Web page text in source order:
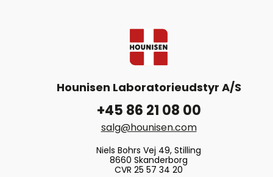
Hounisen Laboratorieudstyr A/S
+45 86 21 08 00
salg@hounisen.com
Niels Bohrs Vej 49, Stilling
8660 Skanderborg
CVR 25 57 34 20